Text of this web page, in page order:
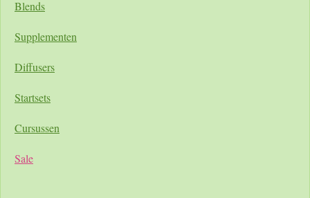
Blends
Supplementen
Diffusers
Startsets
Cursussen
Sale